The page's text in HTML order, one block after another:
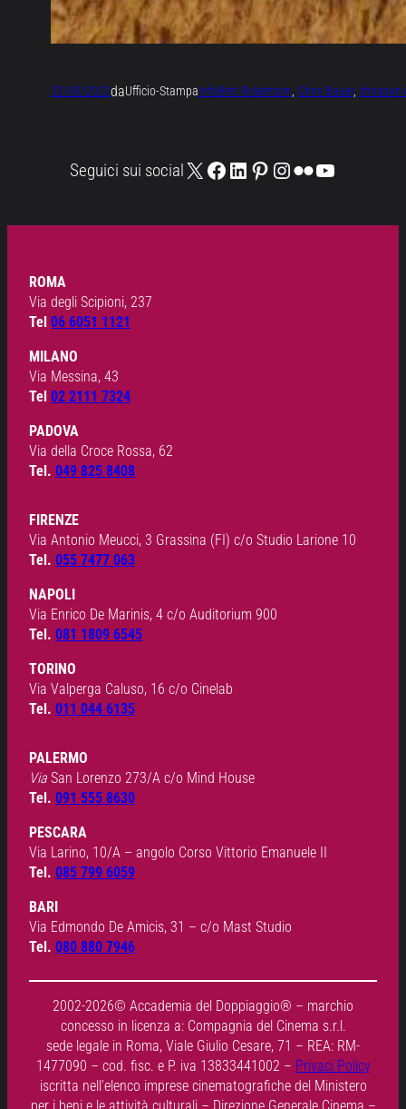
22/03/2022daUfficio-StampaInfoBritt Robertson, Chris Bauer, christian
Seguici sui socialX Facebook
LinkedIn
Pinterest
Instagram
FlickrYouTube
ROMA
Via degli Scipioni, 237
Tel 06 6051 1121
MILANO
Via Messina, 43
Tel 02 2111 7324
PADOVA
Via della Croce Rossa, 62
Tel. 049 825 8408
FIRENZE
Via Antonio Meucci, 3 Grassina (FI) c/o Studio Larione 10
Tel. 055 7477 063
NAPOLI
Via Enrico De Marinis, 4 c/o Auditorium 900
Tel. 081 1809 6545
TORINO
Via Valperga Caluso, 16 c/o Cinelab
Tel. 011 044 6135
PALERMO
Via San Lorenzo 273/A c/o Mind House
Tel. 091 555 8630
PESCARA
Via Larino, 10/A – angolo Corso Vittorio Emanuele II
Tel. 085 799 6059
BARI
Via Edmondo De Amicis, 31 – c/o Mast Studio
Tel. 080 880 7946
2002-2026© Accademia del Doppiaggio® – marchio
concesso in licenza a: Compagnia del Cinema s.r.l.
sede legale in Roma, Viale Giulio Cesare, 71 – REA: RM-
1477090 – cod. fisc. e P. iva 13833441002 – Privaci Policy
iscritta nell’elenco imprese cinematografiche del Ministero